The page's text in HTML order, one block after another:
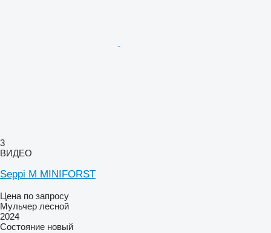
3
ВИДЕО
Seppi M MINIFORST
Цена по запросу
Мульчер лесной
2024
Состояние новый